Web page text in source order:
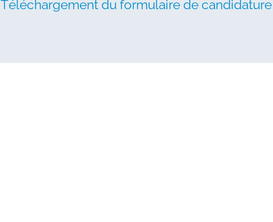
Téléchargement du formulaire de candidature